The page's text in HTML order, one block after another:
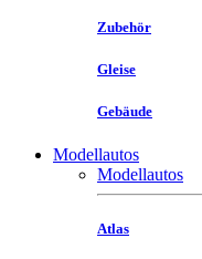
Zubehör
Gleise
Gebäude
Modellautos
Modellautos
Atlas